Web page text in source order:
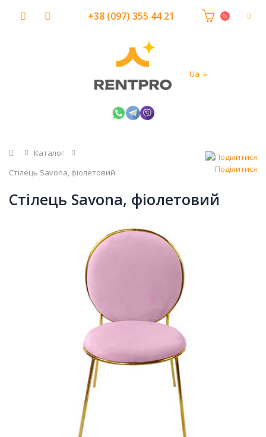
Ua
+38 (097) 355 44 21
Головна
Каталог
Стілець Savona, фіолетовий
Поділитися
Стілець Savona, фіолетовий